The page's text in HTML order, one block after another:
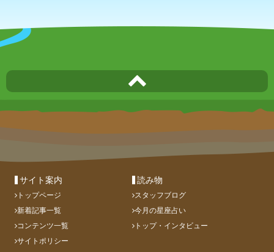
サイト案内
トップページ
新着記事一覧
コンテンツ一覧
サイトポリシー
読み物
スタッフブログ
今月の星座占い
トップ・インタビュー